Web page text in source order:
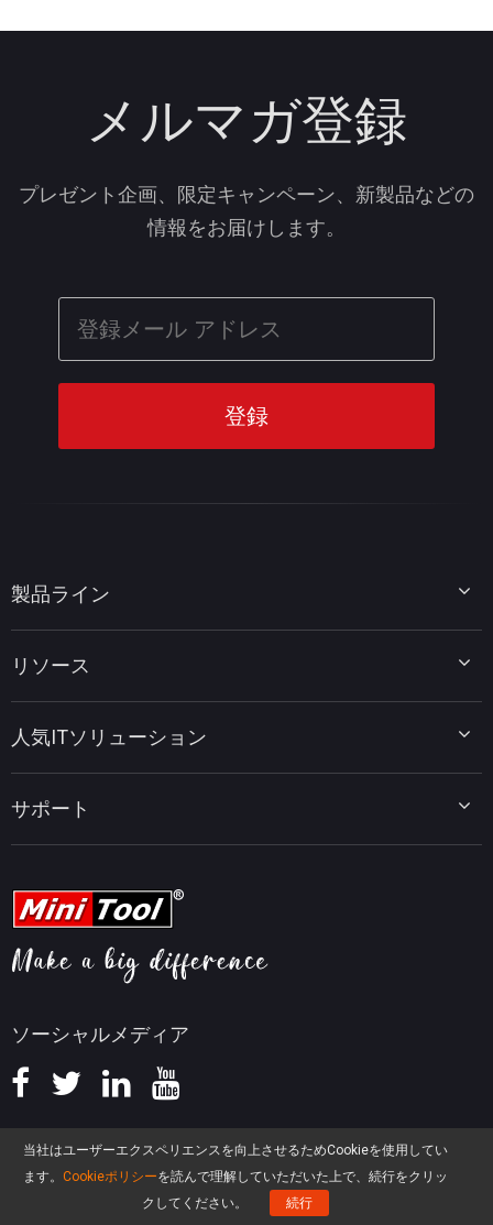
当社はユーザーエクスペリエンスを向上させるためCookieを使用してい
ます。 Cookieポリシーを読んで理解していただいた上で、続行をクリッ
クしてください。
続行
メルマガ登録
プレゼント企画、限定キャンペーン、新製品などの
情報をお届けします。
ソーシャルメディア
製品ライン
MiniTool Power Data Recovery
MiniTool PDF Editor
MiniTool MovieMaker
MiniTool uTube Downloader
リソース
データ復元ヒント
PDF編集ヒント
動画編集ヒント
ビデオ変換ヒント
画面録画ヒント
知識ベース
人気ITソリューション
MiniTool ニュースセンター
サポート
ヘルプ